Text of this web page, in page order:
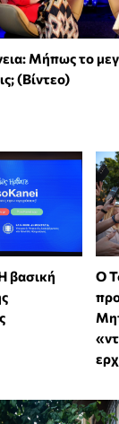
Μήπως το
(Βίντεο)
βασική
Ο